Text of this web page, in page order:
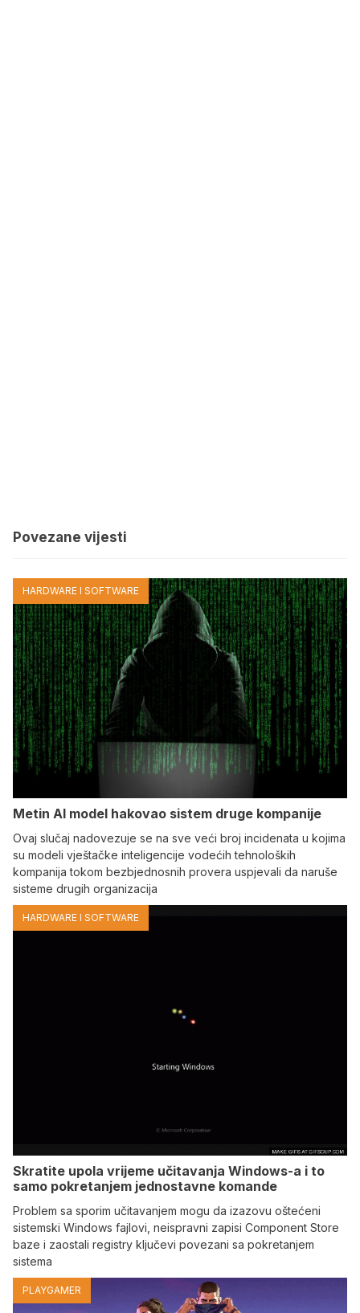
Povezane vijesti
HARDWARE I SOFTWARE
Metin AI model hakovao sistem druge kompanije
Ovaj slučaj nadovezuje se na sve veći broj incidenata u kojima
su modeli vještačke inteligencije vodećih tehnoloških
kompanija tokom bezbjednosnih provera uspjevali da naruše
sisteme drugih organizacija
HARDWARE I SOFTWARE
Skratite upola vrijeme učitavanja Windows-a i to
samo pokretanjem jednostavne komande
Problem sa sporim učitavanjem mogu da izazovu oštećeni
sistemski Windows fajlovi, neispravni zapisi Component Store
baze i zaostali registry ključevi povezani sa pokretanjem
sistema
PLAYGAMER